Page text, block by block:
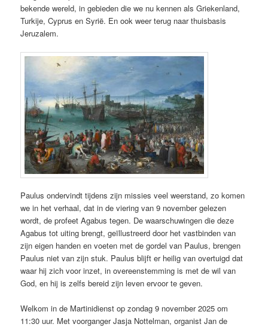
bekende wereld, in gebieden die we nu kennen als Griekenland,
Turkije, Cyprus en Syrië. En ook weer terug naar thuisbasis
Jeruzalem.
Paulus ondervindt tijdens zijn missies veel weerstand, zo komen
we in het verhaal, dat in de viering van 9 november gelezen
wordt, de profeet Agabus tegen. De waarschuwingen die deze
Agabus tot uiting brengt, geïllustreerd door het vastbinden van
zijn eigen handen en voeten met de gordel van Paulus, brengen
Paulus niet van zijn stuk. Paulus blijft er heilig van overtuigd dat
waar hij zich voor inzet, in overeenstemming is met de wil van
God, en hij is zelfs bereid zijn leven ervoor te geven.
Welkom in de Martinidienst op zondag 9 november 2025 om
11:30 uur. Met voorganger Jasja Nottelman, organist Jan de